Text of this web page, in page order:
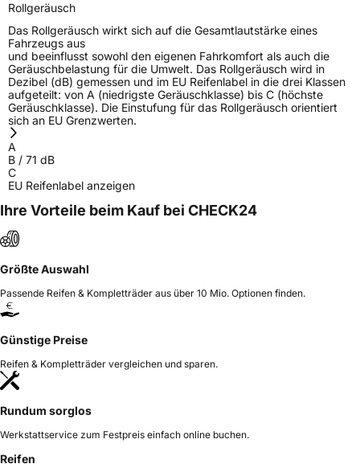
3PMSF / Schneeflockensymbol / Alpine-Symbol Nein
EPREL ID461745
Allgemeine Produktsicherheit (GPSR)
HerstellerkontaktSailun Europe GmbH, Grosser Hasenpfad 30
Rollgeräusch
Das Rollgeräusch wirkt sich auf die Gesamtlautstärke eines
Fahrzeugs aus
und beeinflusst sowohl den eigenen Fahrkomfort als auch die
Geräuschbelastung für die Umwelt. Das Rollgeräusch wird in
Dezibel (dB) gemessen und im EU Reifenlabel in die drei Klassen
aufgeteilt: von A (niedrigste Geräuschklasse) bis C (höchste
Geräuschklasse). Die Einstufung für das Rollgeräusch orientiert
sich an EU Grenzwerten.
A
B / 71 dB
C
EU Reifenlabel anzeigen
Ihre Vorteile beim Kauf bei CHECK24
Größte Auswahl
Passende Reifen & Kompletträder aus über 10 Mio. Optionen finden.
Günstige Preise
Reifen & Kompletträder vergleichen und sparen.
Rundum sorglos
Werkstattservice zum Festpreis einfach online buchen.
Reifen